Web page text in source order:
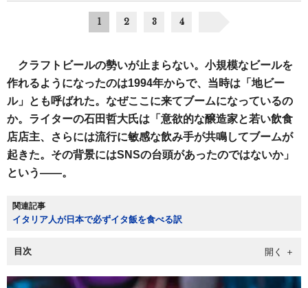
1 2 3 4
クラフトビールの勢いが止まらない。小規模なビールを
作れるようになったのは1994年からで、当時は「地ビー
ル」とも呼ばれた。なぜここに来てブームになっているの
か。ライターの石田哲大氏は「意欲的な醸造家と若い飲食
店店主、さらには流行に敏感な飲み手が共鳴してブームが
起きた。その背景にはSNSの台頭があったのではないか」
という――。
関連記事
イタリア人が日本で必ずイタ飯を食べる訳
目次